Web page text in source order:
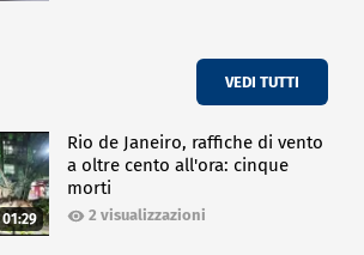
VEDI TUTTI
01:29
Rio de Janeiro, raffiche di vento
a oltre cento all'ora: cinque
morti
2 visualizzazioni